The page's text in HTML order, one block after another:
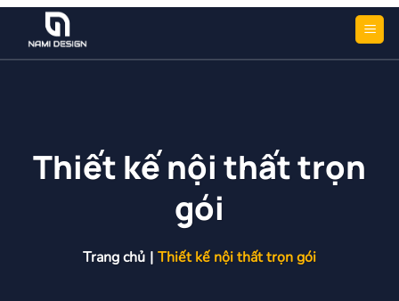
Bỏ
Thiết kế nội thất trọn
gói
Trang chủ | Thiết kế nội thất trọn gói